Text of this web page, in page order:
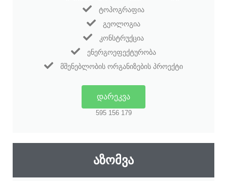
ᲢᲝᲞᲝᲒᲠᲐᲤᲘᲐ
ᲒᲔᲝᲚᲝᲒᲘᲐ
ᲙᲝᲜᲡᲢᲠᲣᲥᲪᲘᲐ
ᲔᲜᲔᲠᲒᲝᲔᲤᲔᲥᲢᲣᲠᲝᲑᲐ
ᲛᲨᲔᲜᲔᲑᲚᲝᲑᲘᲡ ᲝᲠᲒᲐᲜᲘᲖᲔᲑᲘᲡ ᲞᲠᲝᲔᲥᲢᲘ
ᲓᲐᲠᲔᲙᲕᲐ
595 156 179
ᲐᲖᲝᲛᲕᲐ